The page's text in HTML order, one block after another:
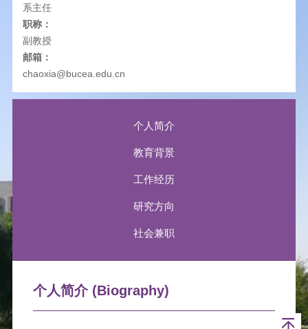
系主任
职称：
副教授
邮箱：
chaoxia@bucea.edu.cn
个人简介
教育背景
工作经历
研究方向
社会兼职
个人简介 (Biography)